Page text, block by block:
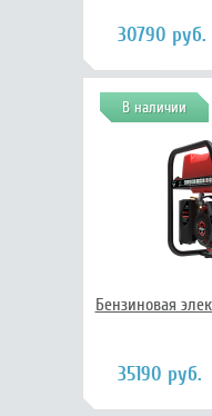
30790 руб.
В наличии
Бензиновая
35190 руб.